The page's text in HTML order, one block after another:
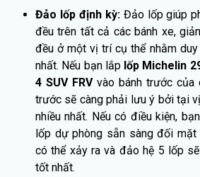
Đảo lốp định kỳ: Đảo lốp giúp
đều trên tất cả các bánh xe,
đều ở một vị trí cụ thể nhằm
nhất. Nếu bạn lắplốp Michelin
4 SUV FRVvào bánh trước của
trước sẽ càng phải lưu ý bởi tại
nhiều nhất. Nếu có điều kiện,
lốp dự phòng sẵn sàng đối
có thể xảy ra và đảo hệ 5 lốp
tốt nhất.